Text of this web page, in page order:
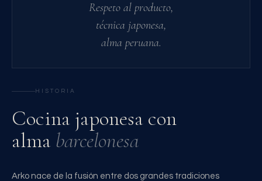
HISTORIA
Cocina japonesa con
alma barcelonesa
Arko nace de la fusión entre dos grandes tradiciones
Respeto al producto,
técnica japonesa,
alma peruana.